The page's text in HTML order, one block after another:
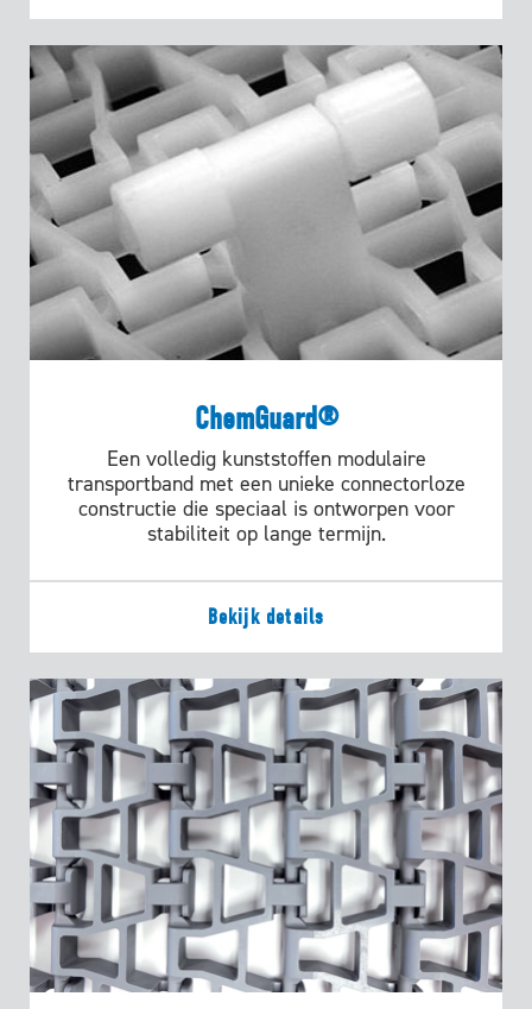
ChemGuard®
Een volledig kunststoffen modulaire
transportband met een unieke connectorloze
constructie die speciaal is ontworpen voor
stabiliteit op lange termijn.
Bekijk details